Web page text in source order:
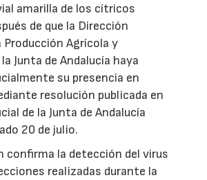
amarilla de los cítricos
de que la Dirección
Producción Agrícola y
Junta de Andalucía haya
su presencia en
resolución publicada en
de la Junta de Andalucía
20 de julio.
confirma la detección del virus
realizadas durante la